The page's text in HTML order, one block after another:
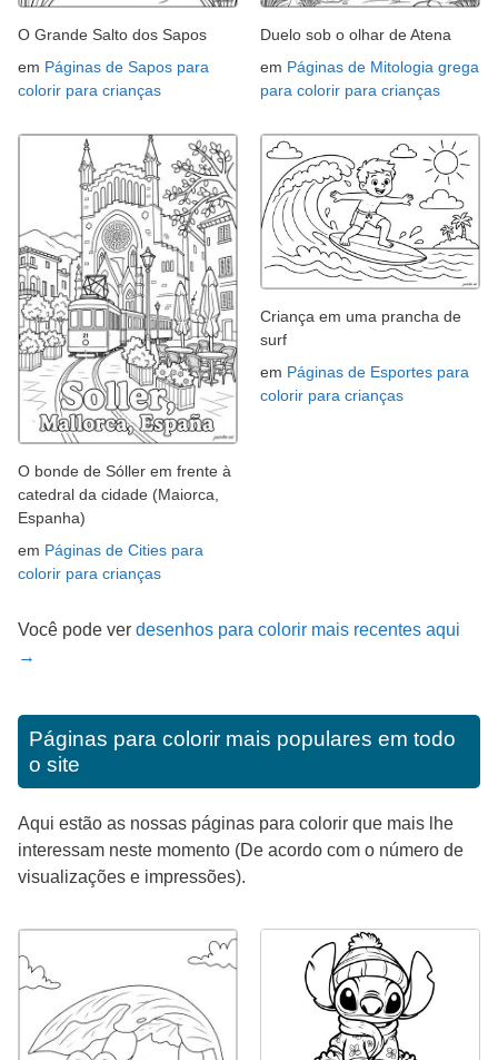
O Grande Salto dos Sapos
em Páginas de Sapos para
colorir para crianças
Duelo sob o olhar de Atena
em Páginas de Mitologia grega
para colorir para crianças
O bonde de Sóller em frente à
catedral da cidade (Maiorca,
Espanha)
em Páginas de Cities para
colorir para crianças
Criança em uma prancha de
surf
em Páginas de Esportes para
colorir para crianças
Você pode ver desenhos para colorir mais recentes aqui
→
Páginas para colorir mais populares em todo
o site
Aqui estão as nossas páginas para colorir que mais lhe
interessam neste momento (De acordo com o número de
visualizações e impressões).